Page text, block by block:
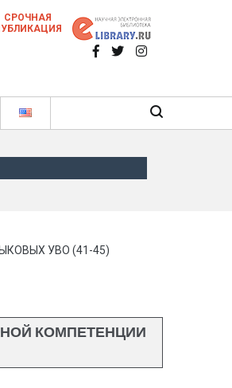
в ежемесячном научном
СРОЧНАЯ
УВО (41-45)
КОМПЕТЕНЦИИ